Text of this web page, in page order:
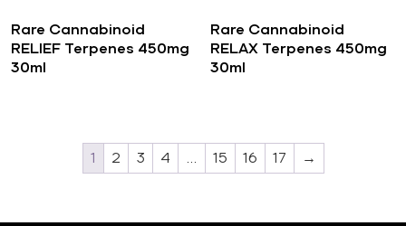
Rare Cannabinoid
RELIEF Terpenes 450mg
30ml
Rare Cannabinoid
RELAX Terpenes 450mg
30ml
1 2 3 4 15 16 17 →